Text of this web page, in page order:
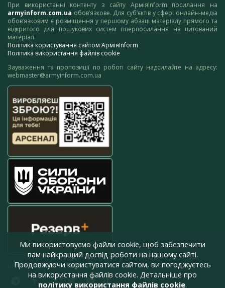
При використанні контенту з сайту АрміяInform посилання на
armyinform.com.ua обов’язкове. Для суб’єктів у сфері онлайн-медіа
обов’язковим є розміщення у першому абзаці матеріалу прямого та
відкритого для пошукових систем гіперпосилання на цитований
матеріал.
Політика користування сайтом АрміяInform
Політика використання файлів cookie
Зауваження та пропозиції по роботі сайту надсилайте на адресу:
webmaster@armyinform.com.ua
press@armyinform.com.ua
Ми використовуємо файли cookie, щоб забезпечити
вам найкращий досвід роботи на нашому сайті.
Продовжуючи користуватися сайтом, ви погоджуєтесь
на використання файлів cookie. Детальніше про
політику використання файлів cookie.